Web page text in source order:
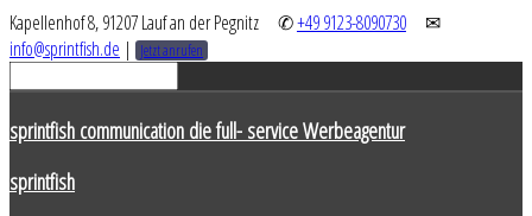
Kapellenhof 8, 91207 Lauf an der Pegnitz ✆+49 9123-8090730
✉
info@sprintfish.de | Jetzt anrufen
sprintfish communication die full- service Werbeagentur
sprintfish